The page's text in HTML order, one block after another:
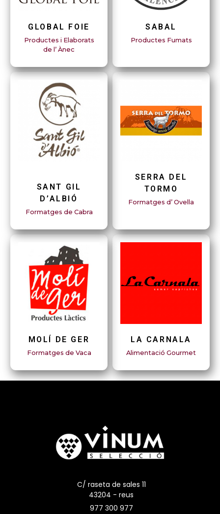
GLOBAL FOIE
Productes i Elaborats
de l’ Ànec
SABAL
Productes Fumats
SANT GIL
D’ALBIÓ
Formatges de Cabra
SERRA DEL
TORMO
Formatges d’ Ovella
MOLÍ DE GER
Formatges de Vaca
LA CARNALA
Alimentació Gourmet
C/ raseta de sales 11
43204 - reus
977 300 977